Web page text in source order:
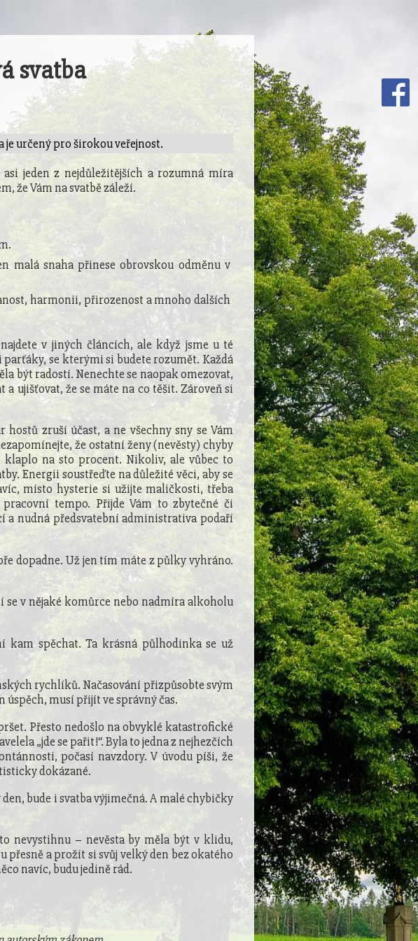
svatba
je určený pro širokou veřejnost.
jeden z nejdůležitějších a rozumná míra
že Vám na svatbě záleží.
malá snaha přinese obrovskou odměnu v
harmonii, přirozenost a mnoho dalších
v jiných článcích, ale když jsme u té
parťáky, se kterými si budete rozumět. Každá
být radostí. Nenechte se naopak omezovat,
ujišťovat, že se máte na co těšit. Zároveň si
zruší účast, a ne všechny sny se Vám
že ostatní ženy (nevěsty) chyby
klaplo na sto procent. Nikoliv, ale vůbec to
Energii soustřeďte na důležité věci, aby se
místo hysterie si užijte maličkosti, třeba
tempo. Přijde Vám to zbytečné či
a nudná předsvatební administrativa podaří
dopadne. Už jen tím máte z půlky vyhráno.
se v nějaké komůrce nebo nadmíra alkoholu
kam spěchat. Ta krásná půlhodinka se už
rychlíků. Načasování přizpůsobte svým
musí přijít ve správný čas.
Přesto nedošlo na obvyklé katastrofické
„jde se pařit!“. Byla to jedna z nejhezčích
počasí navzdory. V úvodu píši, že
dokázané.
bude i svatba výjimečná. A malé chybičky
nevystihnu – nevěsta by měla být v klidu,
a prožít si svůj velký den bez okatého
navíc, budu jedině rád.